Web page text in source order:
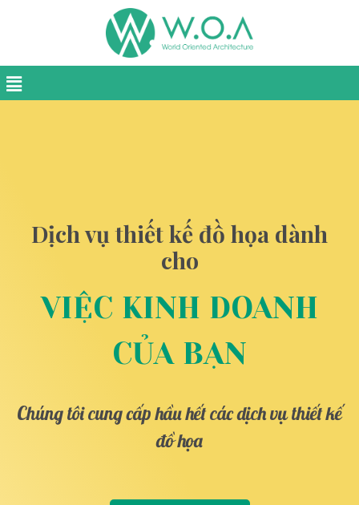
Dịch vụ thiết kế đồ họa dành
cho
VIỆC KINH DOANH
CỦA BẠN
Chúng tôi cung cấp hầu hết các dịch vụ thiết kế
đồ họa